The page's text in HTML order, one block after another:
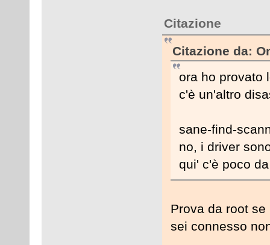
Citazione
Citazione da:
ora ho provato
c'è un'altro
sane-find-
no, i driver
qui' c'è poco
Prova da root
sei connesso